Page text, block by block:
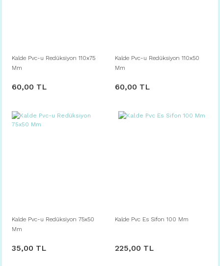
Kalde Pvc-u Redüksiyon 110x75
Mm
60,00 TL
Kalde Pvc-u Redüksiyon 110x50
Mm
60,00 TL
Kalde Pvc-u Redüksiyon 75x50
Mm
35,00 TL
Kalde Pvc Es Sifon 100 Mm
225,00 TL